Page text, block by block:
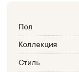
Пол
Коллекция
Стиль